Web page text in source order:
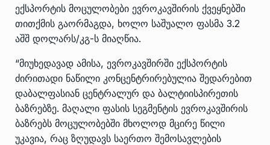
ექსპორტის მოცულობები ევროკავშირის ქვეყნებში
თითქმის გაორმაგდა, ხოლო საშუალო ფასმა 3.2
აშშ დოლარს/კგ-ს მიაღწია.
“მიუხედავად ამისა, ევროკავშირში ექსპორტის
ძირითადი ნაწილი კონცენტრირებულია შედარებით
დაბალფასიან ცენტრალურ და ბალტიისპირეთის
ბაზრებზე. მაღალი ფასის სეგმენტის ევროკავშირის
ბაზრებს მოცულობებში მხოლოდ მცირე წილი
უკავია, რაც ზღუდავს საერთო შემოსავლების